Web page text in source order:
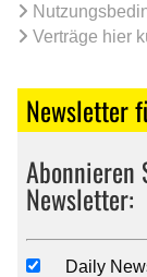
Verträge hier
Newsletter
Abonnieren
Newsletter:
Daily